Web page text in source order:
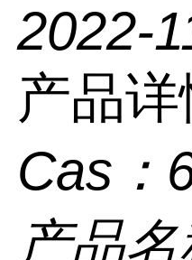
2022-
产品详
Cas：
产品